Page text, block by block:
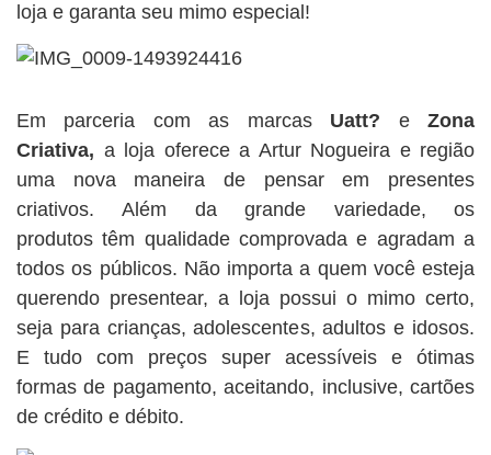
loja e garanta seu mimo especial!
Em parceria com as marcas Uatt? eZona
Criativa, a loja oferece a Artur Nogueira e região
uma nova maneira de pensar em presentes
criativos. Além da grande variedade, os
produtos têm qualidade comprovada e agradam a
todos os públicos. Não importa a quem você esteja
querendo presentear, a loja possui o mimo certo,
seja para crianças, adolescentes, adultos e idosos.
E tudo com preços super acessíveis e ótimas
formas de pagamento, aceitando, inclusive, cartões
de crédito e débito.